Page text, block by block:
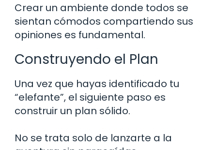
Crear un ambiente donde todos se
sientan cómodos compartiendo sus
opiniones es fundamental.
Construyendo el Plan
Una vez que hayas identificado tu
“elefante”, el siguiente paso es
construir un plan sólido.
No se trata solo de lanzarte a la